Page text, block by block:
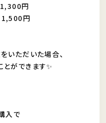
円
円
いただいた場合、
とができます✨
入で